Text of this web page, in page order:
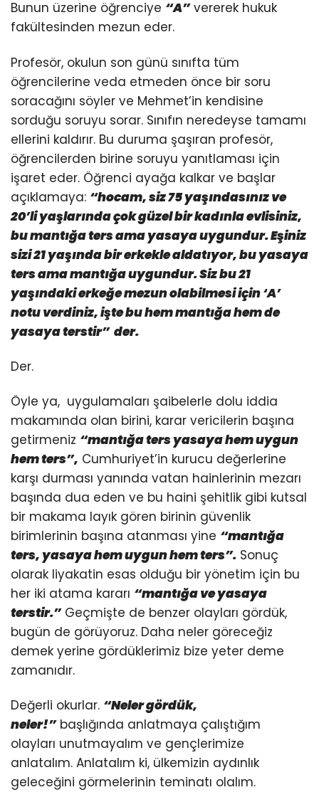
Bunun üzerine öğrenciye “A”vererek hukuk
fakültesinden mezun eder.
Profesör, okulun son günü sınıfta tüm
öğrencilerine veda etmeden önce bir soru
soracağını söyler ve Mehmet’in kendisine
sorduğu soruyu sorar. Sınıfın neredeyse tamamı
ellerini kaldırır. Bu duruma şaşıran profesör,
öğrencilerden birine soruyu yanıtlaması için
işaret eder. Öğrenci ayağa kalkar ve başlar
açıklamaya: “hocam, siz 75 yaşındasınız ve
20’li yaşlarında çok güzel bir kadınla evlisiniz,
bu mantığa ters ama yasaya uygundur.Eşiniz
sizi 21 yaşında bir erkekle aldatıyor,bu yasaya
ters ama mantığa uygundur.Siz bu 21
yaşındaki erkeğe mezun olabilmesi için ‘A’
notu verdiniz, işte buhem mantığa hem de
yasaya terstir” der.
Der.
Öyle ya, uygulamaları şaibelerle dolu iddia
makamında olan birini, karar vericilerin başına
getirmeniz “mantığa ters yasaya hem uygun
hem ters”, Cumhuriyet’in kurucu değerlerine
karşı durması yanında vatan hainlerinin mezarı
başında dua eden ve bu haini şehitlik gibi kutsal
bir makama layık gören birinin güvenlik
birimlerinin başına atanması yine “mantığa
ters, yasaya hem uygun hem ters”. Sonuç
olarak liyakatin esas olduğu bir yönetim için bu
her iki atama kararı “mantığa ve yasaya
terstir.”Geçmişte de benzer olayları gördük,
bugün de görüyoruz. Daha neler göreceğiz
demek yerine gördüklerimiz bize yeter deme
zamanıdır.
Değerli okurlar. “Neler gördük,
neler!”başlığında anlatmaya çalıştığım
olayları unutmayalım ve gençlerimize
anlatalım. Anlatalım ki, ülkemizin aydınlık
geleceğini görmelerinin teminatı olalım.